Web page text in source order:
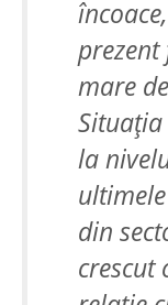
mare
la
din
crescut